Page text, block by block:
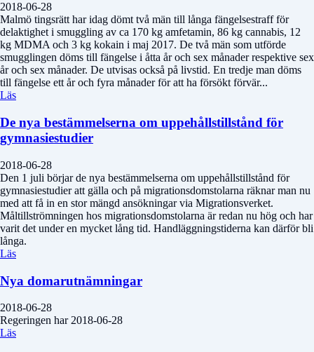
2018-06-28
Malmö tingsrätt har idag dömt två män till långa fängelsestraff för
delaktighet i smuggling av ca 170 kg amfetamin, 86 kg cannabis, 12
kg MDMA och 3 kg kokain i maj 2017. De två män som utförde
smugglingen döms till fängelse i åtta år och sex månader respektive sex
år och sex månader. De utvisas också på livstid. En tredje man döms
till fängelse ett år och fyra månader för att ha försökt förvär...
Läs
De nya bestämmelserna om uppehållstillstånd för
gymnasiestudier
2018-06-28
Den 1 juli börjar de nya bestämmelserna om uppehållstillstånd för
gymnasiestudier att gälla och på migrationsdomstolarna räknar man nu
med att få in en stor mängd ansökningar via Migrationsverket.
Måltillströmningen hos migrationsdomstolarna är redan nu hög och har
varit det under en mycket lång tid. Handläggningstiderna kan därför bli
långa.
Läs
Nya domarutnämningar
2018-06-28
Regeringen har 2018-06-28
Läs